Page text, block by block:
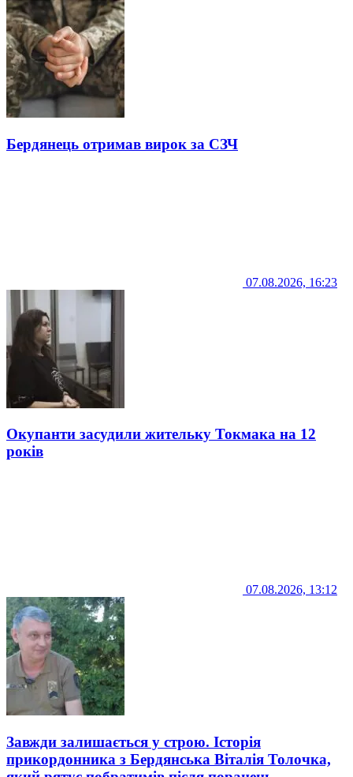
Бердянець отримав вирок за СЗЧ
07.08.2026, 16:23
Окупанти засудили жительку Токмака на 12
років
07.08.2026, 13:12
Завжди залишається у строю. Історія
прикордонника з Бердянська Віталія Толочка,